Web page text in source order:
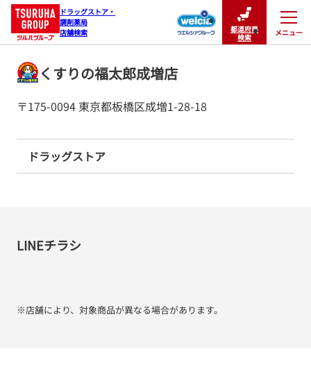
ドラッグストア・
調剤薬局
店舗検索
都道府県
検索
メニュー
閉じる
くすりの福太郎成増店
〒175-0094 東京都板橋区成増1-28-18
ドラッグストア
LINEチラシ
※店舗により、対象商品が異なる場合があります。